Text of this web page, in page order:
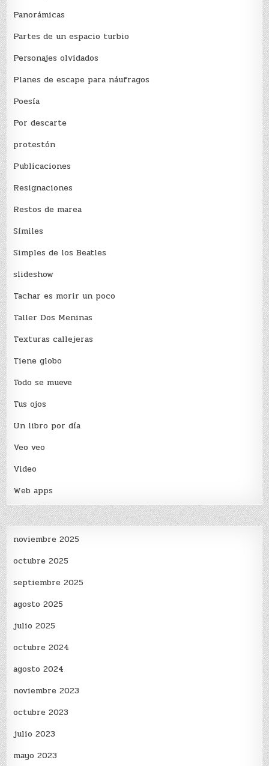
Panorámicas
Partes de un espacio turbio
Personajes olvidados
Planes de escape para náufragos
Poesía
Por descarte
protestón
Publicaciones
Resignaciones
Restos de marea
Sí­miles
Simples de los Beatles
slideshow
Tachar es morir un poco
Taller Dos Meninas
Texturas callejeras
Tiene globo
Todo se mueve
Tus ojos
Un libro por día
Veo veo
Video
Web apps
noviembre 2025
octubre 2025
septiembre 2025
agosto 2025
julio 2025
octubre 2024
agosto 2024
noviembre 2023
octubre 2023
julio 2023
mayo 2023